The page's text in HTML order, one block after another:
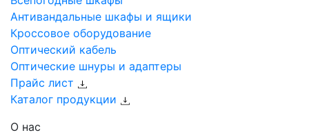
Антивандальные шкафы и ящики
Кроссовое оборудование
Оптический кабель
Оптические шнуры и адаптеры
Прайс лист
Каталог продукции
О нас